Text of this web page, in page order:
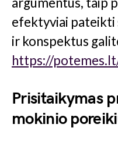
efektyviai pateikti
ir konspektus
https://
Prisitaikymas
mokinio